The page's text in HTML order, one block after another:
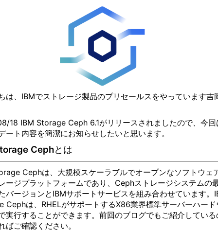
は、IBMでストレージ製品のプリセールスをやっています吉
18 IBM Storage Ceph 6.1がリリースされましたので、今回
ート内容を簡潔にお知らせしたいと思います。
Cephとは
Cephは、大規模スケーラブルでオープンなソフトウェ
ージプラットフォームであり、Cephストレージシステムの
バージョンとIBMサポートサービスを組み合わせています。
Cephは、RHELがサポートするX86業界標準サーバーハード
実行することができます。前回のブログでもご紹介している
ばご確認ください。